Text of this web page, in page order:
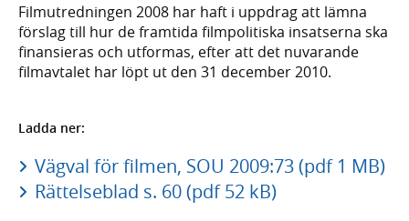
Filmutredningen 2008 har haft i uppdrag att lämna
förslag till hur de framtida filmpolitiska insatserna ska
finansieras och utformas, efter att det nuvarande
filmavtalet har löpt ut den 31 december 2010.
Ladda ner:
Vägval för filmen, SOU 2009:73 (pdf 1 MB)
Rättelseblad s. 60 (pdf 52 kB)